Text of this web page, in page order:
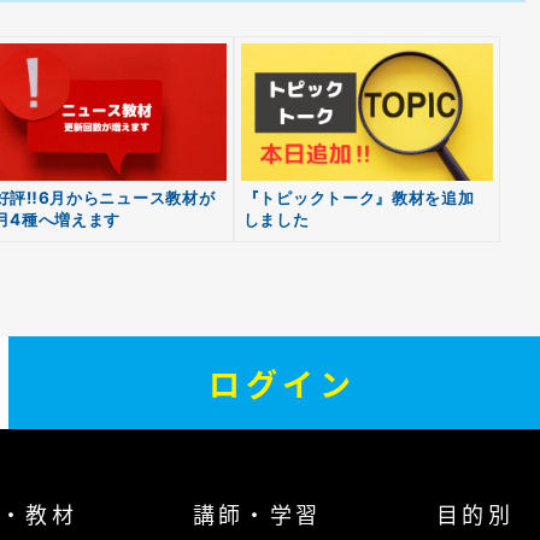
評‼6月からニュース教材が
4種へ増えます
『トピックトーク』教材を追加
しました
ログイン
教材 講師・学習 目的別